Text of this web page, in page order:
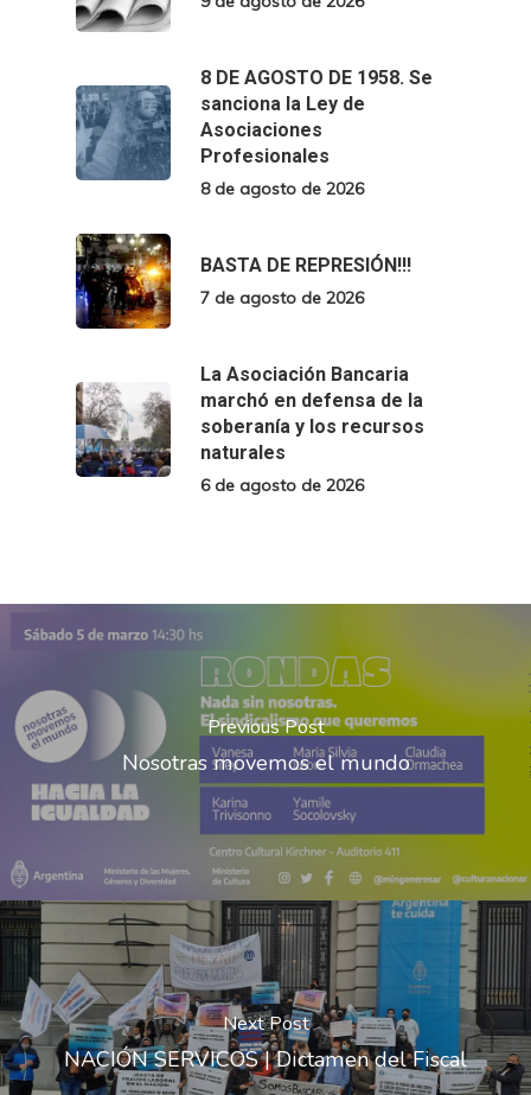
8 DE AGOSTO DE 1958. Se
sanciona la Ley de
Asociaciones
Profesionales
8 de agosto de 2026
BASTA DE REPRESIÓN!!!
7 de agosto de 2026
La Asociación Bancaria
marchó en defensa de la
soberanía y los recursos
naturales
6 de agosto de 2026
Previous Post
Nosotras movemos el mundo
Next Post
NACIÓN SERVICOS | Dictamen del Fiscal